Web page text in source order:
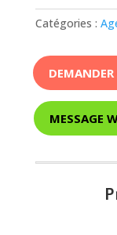
Catégories :
MESSAGE